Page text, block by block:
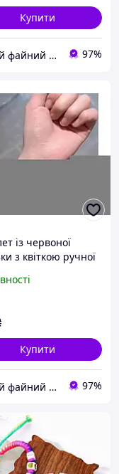
Купити
Самий файний магазин 97%
із червоної
з квіткою ручної
Купити
Самий файний магазин 97%